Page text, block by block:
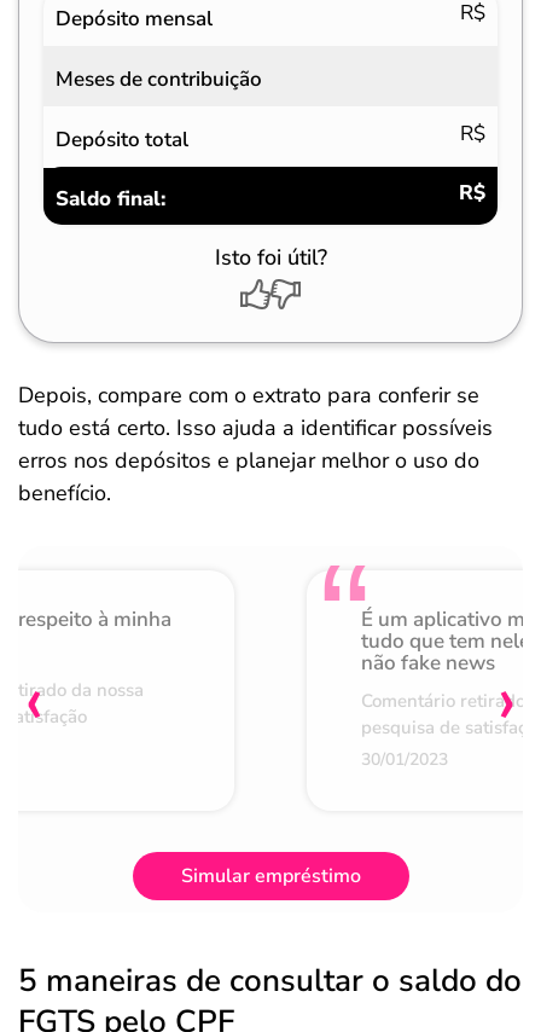
Depósito mensal R$
Meses de contribuição
Depósito total R$
Saldo final: R$
Isto foi útil?
Depois, compare com o extrato para conferir se
tudo está certo. Isso ajuda a identificar possíveis
erros nos depósitos e planejar melhor o uso do
benefício.
respeito à minha
da nossa
É um aplicativo
tudo que tem nele
não fake news
Comentário retirado
pesquisa de
30/01/2023
‹ ›
Simular empréstimo
5 maneiras de consultar o saldo do
FGTS pelo CPF